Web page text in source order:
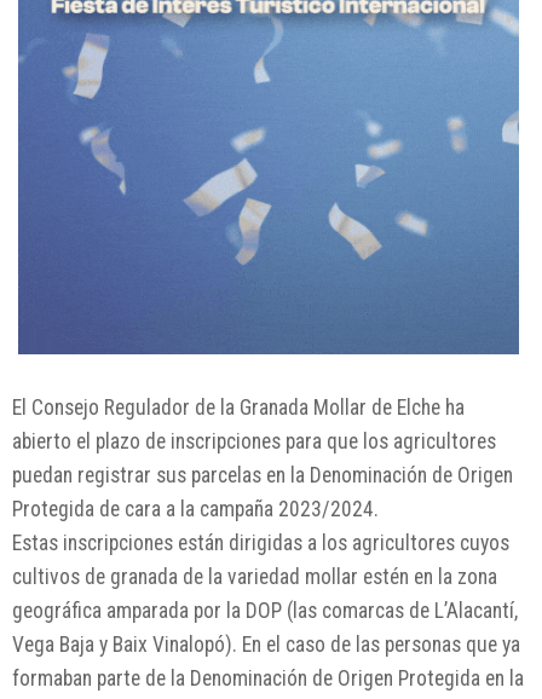
El Consejo Regulador de la Granada Mollar de Elche ha
abierto el plazo de inscripciones para que los agricultores
puedan registrar sus parcelas en la Denominación de Origen
Protegida de cara a la campaña 2023/2024.
Estas inscripciones están dirigidas a los agricultores cuyos
cultivos de granada de la variedad mollar estén en la zona
geográfica amparada por la DOP (las comarcas de L’Alacantí,
Vega Baja y Baix Vinalopó). En el caso de las personas que ya
formaban parte de la Denominación de Origen Protegida en la